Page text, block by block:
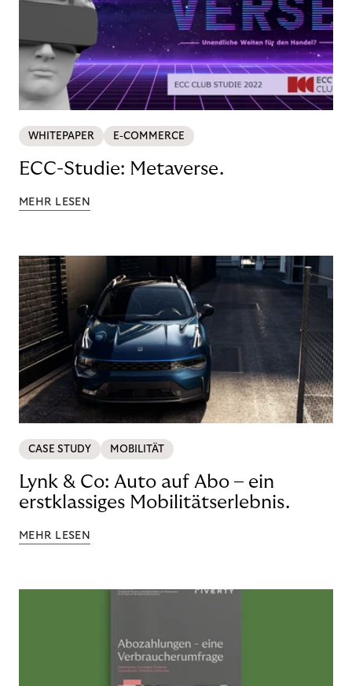
WHITEPAPER E-COMMERCE
ECC-Studie: Metaverse.
MEHR LESEN
CASE STUDY MOBILITÄT
Lynk & Co: Auto auf Abo – ein
erstklassiges Mobilitätserlebnis.
MEHR LESEN